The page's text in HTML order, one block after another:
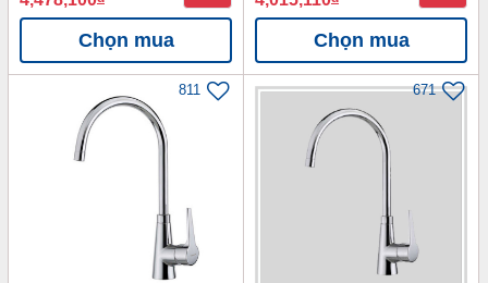
Chọn mua Chọn mua
811 671